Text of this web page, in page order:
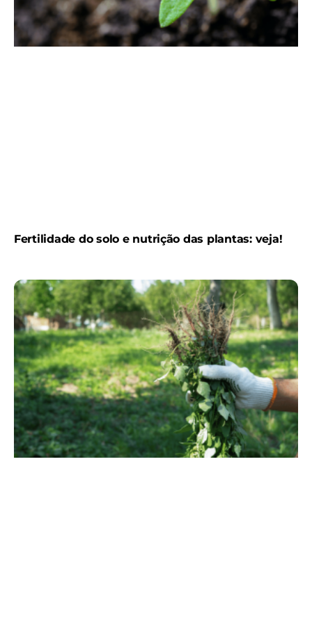
Fertilidade do solo e nutrição das plantas: veja!